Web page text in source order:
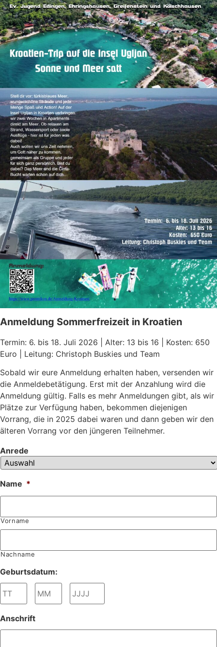
Anmeldung Sommerfreizeit in Kroatien
Termin: 6. bis 18. Juli 2026 | Alter: 13 bis 16 | Kosten: 650
Euro | Leitung: Christoph Buskies und Team
Sobald wir eure Anmeldung erhalten haben, versenden wir
die Anmeldebetätigung. Erst mit der Anzahlung wird die
Anmeldung gültig. Falls es mehr Anmeldungen gibt, als wir
Plätze zur Verfügung haben, bekommen diejenigen
Vorrang, die in 2025 dabei waren und dann geben wir den
älteren Vorrang vor den jüngeren Teilnehmer.
Anrede
Name *
Vorname
Nachname
Geburtsdatum:
Anschrift